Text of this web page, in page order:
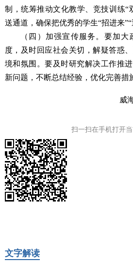
制，统筹推动文化教学、竞技训练“
送通道，确保把优秀的学生“招进来”“
（四）加强宣传服务。要加
度，及时回应社会关切，解疑答惑
境和氛围。要及时研究解决工作推
新问题，不断总结经验，优化完善措
威
扫一扫在手机打开当
文字解读